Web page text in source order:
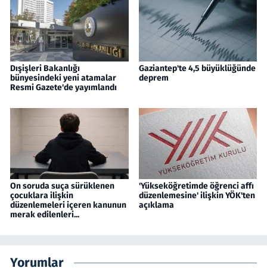
Dışişleri Bakanlığı
bünyesindeki yeni atamalar
Resmi Gazete'de yayımlandı
Gaziantep'te 4,5 büyüklüğünde
deprem
On soruda suça sürüklenen
çocuklara ilişkin
düzenlemeleri içeren kanunun
merak edilenleri...
'Yükseköğretimde öğrenci affı
düzenlemesine' ilişkin YÖK'ten
açıklama
Yorumlar